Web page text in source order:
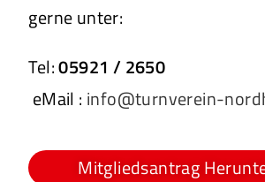
gerne unter:
Tel:05921 / 2650
eMail : info@turnverein-
Mitgliedsantrag